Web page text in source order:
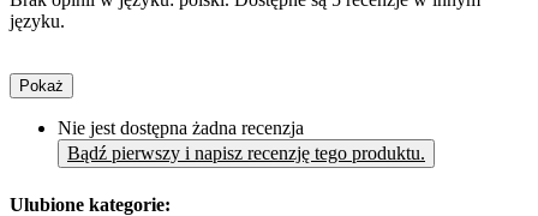
języku.
Pokaż
Nie jest dostępna żadna recenzja
Bądź pierwszy i napisz recenzję tego produktu.
Ulubione kategorie: